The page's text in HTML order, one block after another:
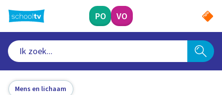
naar
hoofdinhoud
PO VO
Mens en lichaam